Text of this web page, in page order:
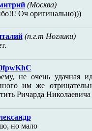
(Москва)
Оч оригинально)))
(п.г.т Ноглики)
не очень удачная
им же
Ричарда
но мало